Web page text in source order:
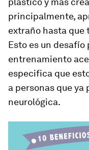
principalmente,
extraño hasta que
Esto es un desafío
entrenamiento
especifica que
a personas que
neurológica.